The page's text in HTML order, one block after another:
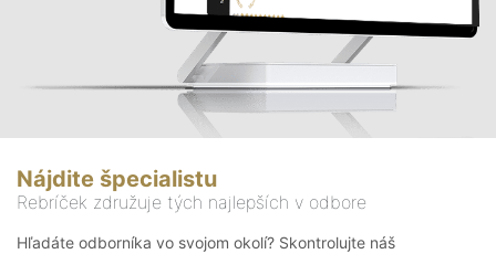
Nájdite špecialistu
Rebríček združuje tých najlepších v odbore
Hľadáte odborníka vo svojom okolí? Skontrolujte náš